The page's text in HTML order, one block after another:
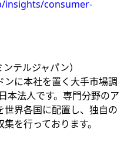
insights/consumer-
テルジャパン）
ンに本社を置く大手市場調
法人です。専門分野のア
界各国に配置し、独自の
を行っております。